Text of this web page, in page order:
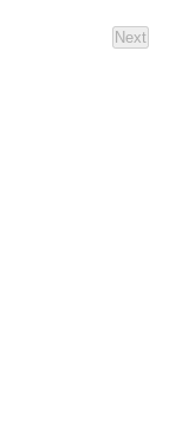
Views
Next